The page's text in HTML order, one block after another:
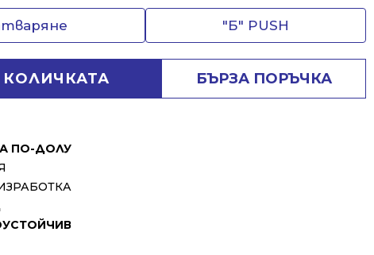
"Б" PUSH
БЪРЗА ПОРЪЧКА
ПО-ДОЛУ